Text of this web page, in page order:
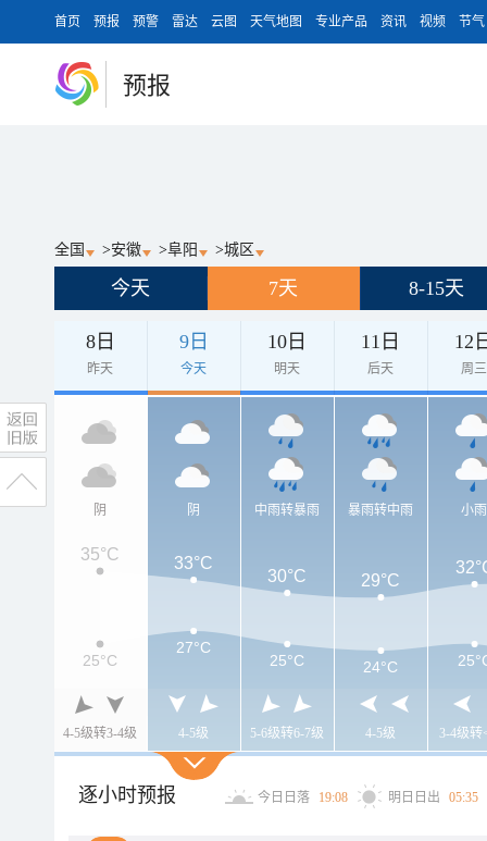
首页 预报 预警 雷达 云图 天气地图 专业产品 资讯 视频 节气
预报
全国 >安徽 >阜阳 >城区
今天 7天 8-15天
8日
昨天
9日
今天
10日
明天
11日
后天
12
周三
阴
4-5级转3-4级
阴
4-5级
中雨转暴雨
5-6级转6-7级
暴雨转中雨
4-5级
小雨
3-4级转
35°C 33°C
30°C 29°C
25°C
27°C
25°C 24°C
逐小时预报 今日日落 19:08 明日日出 05:35